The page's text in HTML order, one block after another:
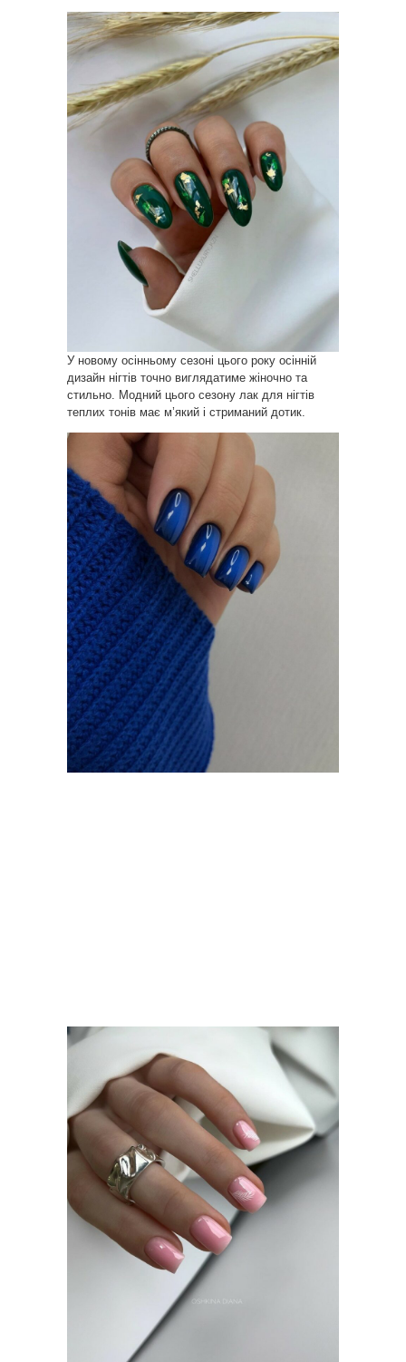
У новому осінньому сезоні цього року осінній
дизайн нігтів точно виглядатиме жіночно та
стильно. Модний цього сезону лак для нігтів
теплих тонів має м’який і стриманий дотик.